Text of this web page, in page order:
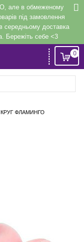
але в обмеженому
під замовлення
середньому доставка
Бережіть себе <3
0
ФЛАМИНГО